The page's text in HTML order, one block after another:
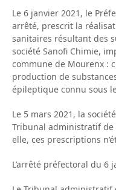
Le 6 janvier 2021, le
arrêté, prescrit la
sanitaires résultant des
société Sanofi Chimie,
commune de Mourenx :
production de
épileptique connu sous
Le 5 mars 2021, la
Tribunal administratif de
elle, ces prescriptions
L’arrêté préfectoral du 6